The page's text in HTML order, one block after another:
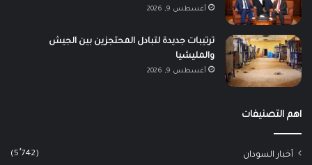
أغسطس 9, 2026
ترتيبات جديدة لتبادل المحتجزين بين الجيش
والمليشيا
أغسطس 9, 2026
اهم التصنيفات
أخبار السودان (5٬742)